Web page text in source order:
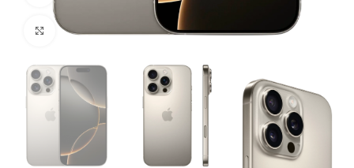
Клацніть, щоб збільшити